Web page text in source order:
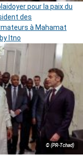
pour la paix du
des
à Mahamat
Itno
© (PR-Tchad)